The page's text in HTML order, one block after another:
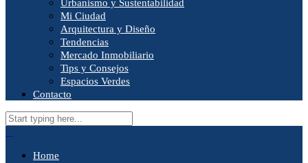
Urbanismo y Sustentabilidad
Mi Ciudad
Arquitectura y Diseño
Tendencias
Mercado Inmobiliario
Tips y Consejos
Espacios Verdes
Contacto
Home